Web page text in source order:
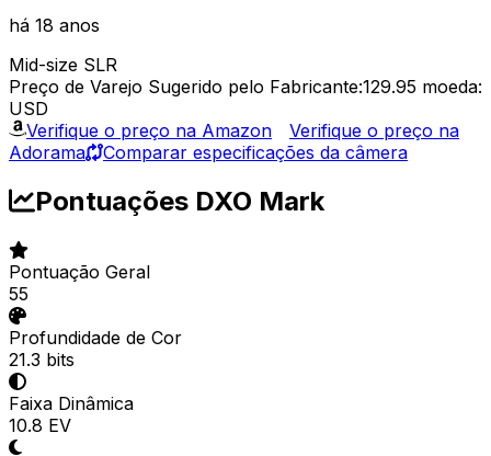
há 18 anos
Mid-size SLR
Preço de Varejo Sugerido pelo Fabricante:129.95 moeda:
USD
Verifique o preço na Amazon
Verifique o preço na
Adorama
Comparar especificações da câmera
Pontuações DXO Mark
Pontuação Geral
55
Profundidade de Cor
21.3 bits
Faixa Dinâmica
10.8 EV